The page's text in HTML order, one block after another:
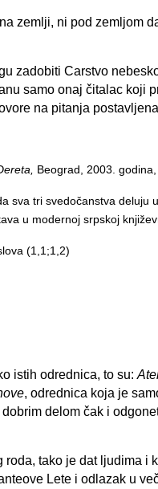
zemlji, ni pod zemljom
zadobiti Carstvo
samo onaj čitalac koji
na pitanja
Beograd, 2003.
sva tri svedočanstva deluju
u modernoj srpskoj
(1,1;1,2)
istih odrednica, to su:
, odrednica koja je
delom čak i
roda, tako je dat ljudima i
Lete i odlazak u